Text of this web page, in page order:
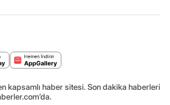
kapsamlı haber sitesi. Son dakika haberleri